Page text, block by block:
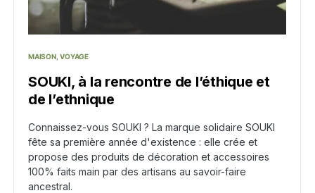
MAISON VOYAGE
SOUKI, à la rencontre de l’éthique et
de l’ethnique
Connaissez-vous SOUKI ? La marque solidaire SOUKI
fête sa première année d'existence : elle crée et
propose des produits de décoration et accessoires
100% faits main par des artisans au savoir-faire
ancestral.